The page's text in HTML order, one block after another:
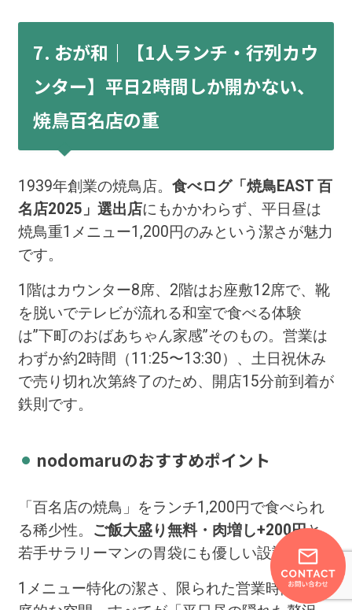
7. おが和｜【1人ランチ・行列カウ
ンター】平日2時間しか開かない、
焼鳥百名店の重
1939年創業の焼鳥店。 食べログ「焼鳥EAST 百
名店2025」選出店にもかかわらず、平日昼は
焼鳥重1メニュー1,200円のみという潔さが魅力
です。
1階はカウンター8席、2階はお座敷12席で、靴
を脱いでテレビが流れる和室で食べる体験
は”下町のおばあちゃん家感”そのもの。営業は
わずか約2時間（11:25〜13:30）、土日祝休み
で売り切れ次第終了のため、開店15分前到着が
鉄則です。
nodomaruのおすすめポイント
「百名店の焼鳥」をランチ1,200円で食べられ
る稀少性。 ご飯大盛り無料・肉増し+200円と
若手サラリーマンの胃袋にも優しい設計です。
1メニュー特化の潔さ、限られた営業時間、家